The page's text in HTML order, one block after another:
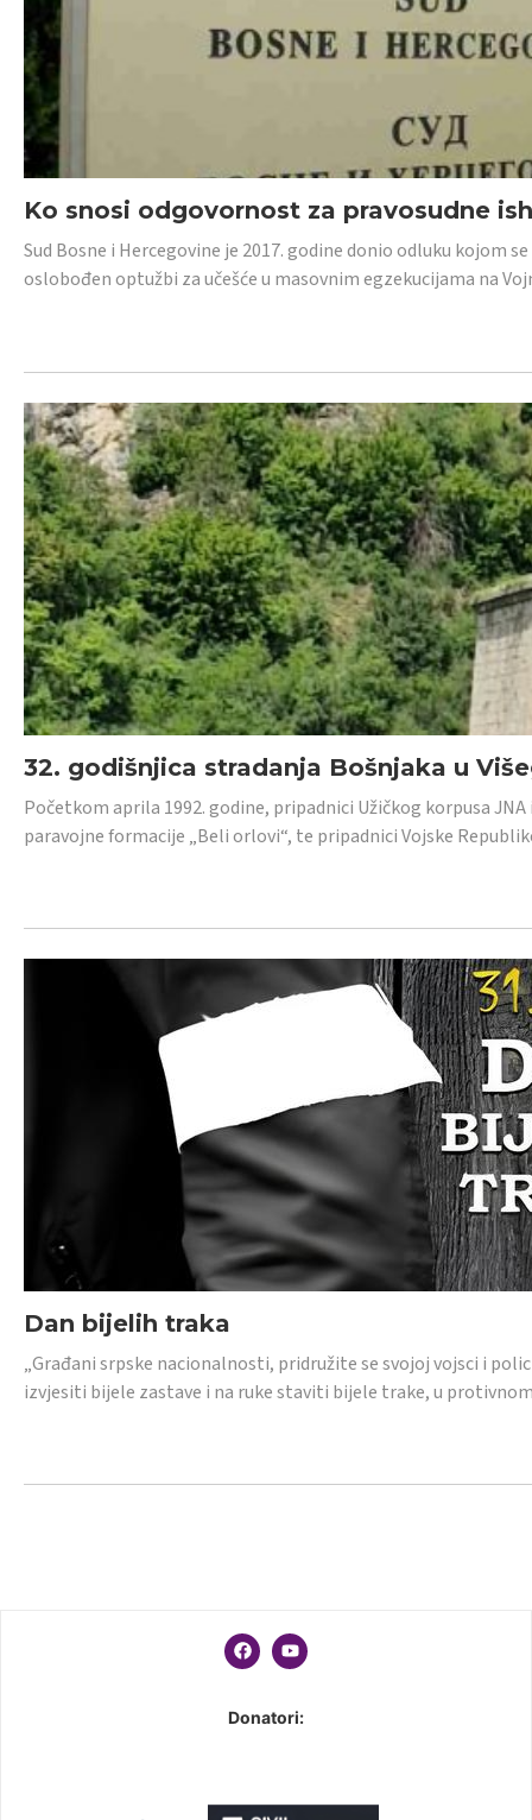
Ko snosi odgovornost za pravosudne
Sud Bosne i Hercegovine je 2017. godine donio odluku kojom
oslobođen optužbi za učešće u masovnim egzekucijama na
32. godišnjica stradanja Bošnjaka u
Početkom aprila 1992. godine, pripadnici Užičkog korpusa
paravojne formacije „Beli orlovi“, te pripadnici Vojske
Dan bijelih traka
„Građani srpske nacionalnosti, pridružite se svojoj vojsci i
izvjesiti bijele zastave i na ruke staviti bijele trake, u
Donatori: